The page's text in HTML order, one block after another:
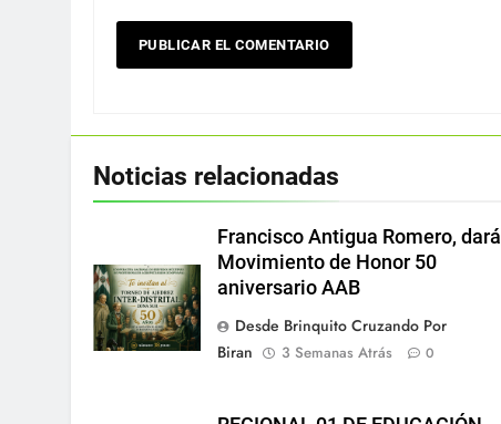
Noticias relacionadas
Francisco Antigua Romero, dará
Movimiento de Honor 50
aniversario AAB
Desde Brinquito Cruzando Por
Biran
3 Semanas Atrás 0